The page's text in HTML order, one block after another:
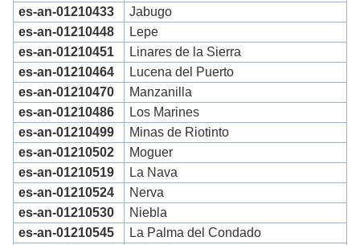
es-an-01210433
Jabugo
es-an-01210448
Lepe
es-an-01210451
Linares de la Sierra
es-an-01210464
Lucena del Puerto
es-an-01210470
Manzanilla
es-an-01210486
Los Marines
es-an-01210499
Minas de Riotinto
es-an-01210502
Moguer
es-an-01210519
La Nava
es-an-01210524
Nerva
es-an-01210530
Niebla
es-an-01210545
La Palma del Condado